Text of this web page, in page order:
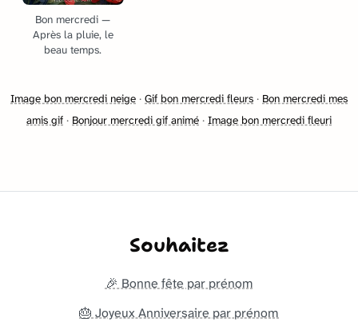
Bon mercredi —
Après la pluie, le
beau temps.
Image bon mercredi neige · Gif bon mercredi fleurs · Bon mercredi mes
amis gif · Bonjour mercredi gif animé · Image bon mercredi fleuri
Souhaitez
🎉 Bonne fête par prénom
🎂 Joyeux Anniversaire par prénom